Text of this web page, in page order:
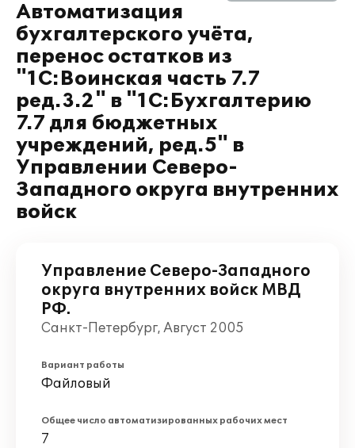
Автоматизация
бухгалтерского учёта,
перенос остатков из
"1С:Воинская часть 7.7
ред.3.2" в "1С:Бухгалтерию
7.7 для бюджетных
учреждений, ред.5" в
Управлении Северо-
Западного округа внутренних
войск
Управление Северо-Западного
округа внутренних войск МВД
РФ.
Санкт-Петербург, Август 2005
Вариант работы
Файловый
Общее число автоматизированных рабочих мест
7